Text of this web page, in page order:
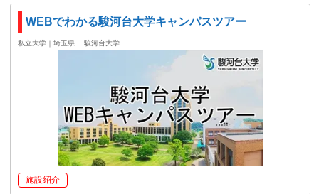
WEBでわかる駿河台大学キャンパスツアー
私立大学｜埼玉県 駿河台大学
施設紹介